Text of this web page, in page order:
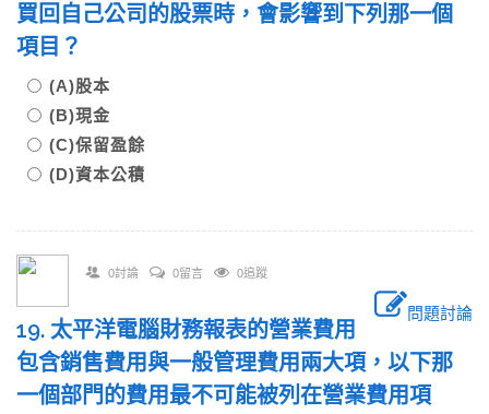
買回自己公司的股票時，會影響到下列那一個
項目？
(A)股本
(B)現金
(C)保留盈餘
(D)資本公積
0討論 0留言 0追蹤
問題討論
19. 太平洋電腦財務報表的營業費用
包含銷售費用與一般管理費用兩大項，以下那
一個部門的費用最不可能被列在營業費用項